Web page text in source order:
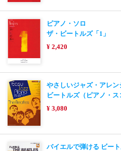
ピアノ・ソロ
ザ・ビートルズ「1」
¥ 2,420
やさしいジャズ・アレン
ビートルズ（ピアノ・ス
¥ 3,080
バイエルで弾ける ビー